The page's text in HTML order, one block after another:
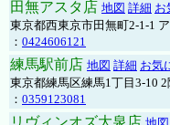
田無アスタ店 地図 詳細 お
東京都西東京市田無町2-1-1
： 0424606121
練馬駅前店 地図 詳細 お気
東京都練馬区練馬1丁目3-10 2
： 0359123081
リヴィンオズ大泉店